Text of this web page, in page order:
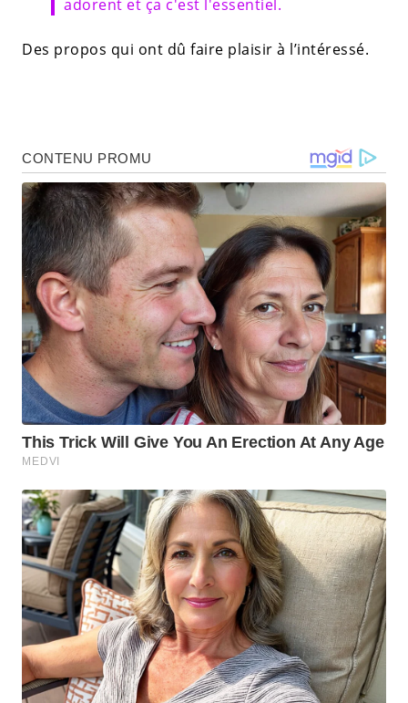
adorent et ça c'est l'essentiel.
Des propos qui ont dû faire plaisir à l’intéressé.